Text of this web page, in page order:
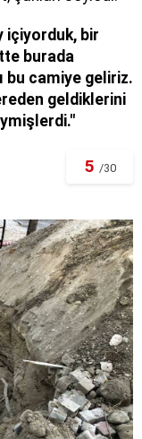
içiyorduk, bir
burada
bu camiye geliriz.
geldiklerini
5 /30